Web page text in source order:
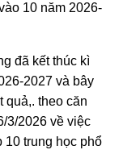
10 năm 2026-
đã kết thúc kì
2027 và bây
quả,. theo căn
3/2026 về việc
10 trung học phổ